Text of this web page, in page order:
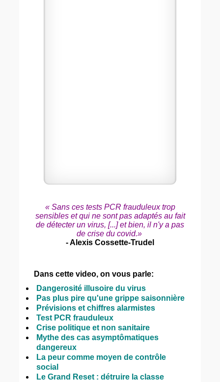
« Sans ces tests PCR frauduleux trop
sensibles et qui ne sont pas adaptés au fait
de détecter un virus, [...] et bien, il n'y a pas
de crise du covid.»
- Alexis Cossette-Trudel
Dans cette video, on vous parle:
Dangerosité illusoire du virus
Pas plus pire qu'une grippe saisonnière
Prévisions et chiffres alarmistes
Test PCR frauduleux
Crise politique et non sanitaire
Mythe des cas asymptômatiques
dangereux
La peur comme moyen de contrôle
social
Le Grand Reset : détruire la classe